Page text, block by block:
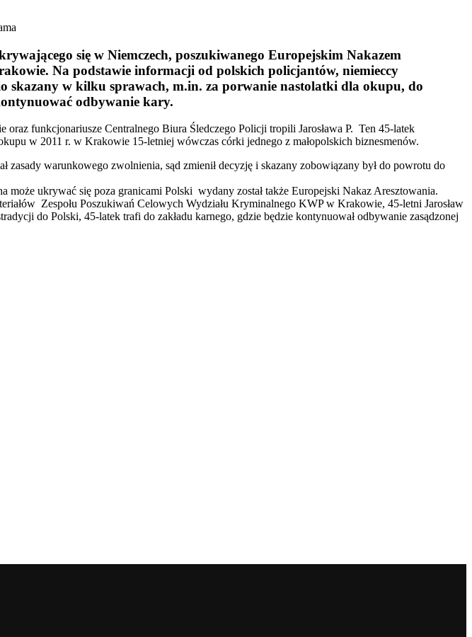
się w Niemczech, poszukiwanego Europejskim Nakazem
Na podstawie informacji od polskich policjantów, niemieccy
skazany w kilku sprawach, m.in. za porwanie nastolatki dla okupu, do
odbywanie kary.
funkcjonariusze Centralnego Biura Śledczego Policji tropili Jarosława P. Ten 45-latek
w 2011 r. w Krakowie 15-letniej wówczas córki jednego z małopolskich biznesmenów.
warunkowego zwolnienia, sąd zmienił decyzję i skazany zobowiązany był do powrotu do
ukrywać się poza granicami Polski wydany został także Europejski Nakaz Aresztowania.
Zespołu Poszukiwań Celowych Wydziału Kryminalnego KWP w Krakowie, 45-letni Jarosław
do Polski, 45-latek trafi do zakładu karnego, gdzie będzie kontynuował odbywanie zasądzonej